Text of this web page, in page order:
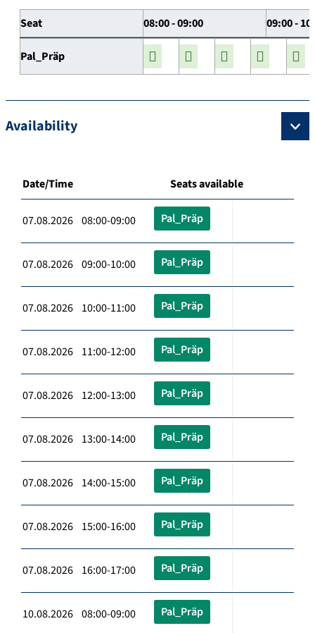
Seat 08:00 - 09:00 09:00 -
Pal_Präp
Availability
Date/Time Seats available
07.08.2026 08:00-09:00 Pal_Präp
07.08.2026 09:00-10:00 Pal_Präp
07.08.2026 10:00-11:00 Pal_Präp
07.08.2026 11:00-12:00 Pal_Präp
07.08.2026 12:00-13:00 Pal_Präp
07.08.2026 13:00-14:00 Pal_Präp
07.08.2026 14:00-15:00 Pal_Präp
07.08.2026 15:00-16:00 Pal_Präp
07.08.2026 16:00-17:00 Pal_Präp
10.08.2026 08:00-09:00 Pal_Präp